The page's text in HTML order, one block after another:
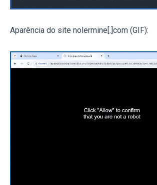
Aparência do site nolermine[.]com (GIF):